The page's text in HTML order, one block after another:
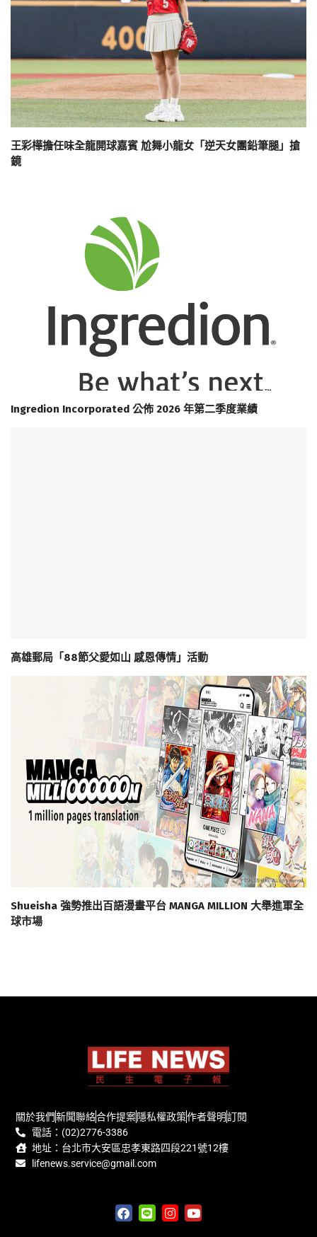
王彩樺擔任味全龍開球嘉賓 尬舞小龍女「逆天女團鉛筆腿」搶
鏡
Ingredion Incorporated 公佈 2026 年第二季度業績
高雄郵局「88節父愛如山 感恩傳情」活動
Shueisha 強勢推出百語漫畫平台 MANGA MILLION 大舉進軍全
球市場
關於我們新聞聯絡合作提案隱私權政策作者聲明訂閱
電話：(02)2776-3386
地址：台北市大安區忠孝東路四段221號12樓
lifenews.service@gmail.com